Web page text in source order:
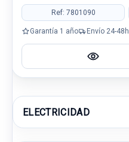
Ref: 7801090
Garantía 1 año Envío 24-48h
ELECTRICIDAD